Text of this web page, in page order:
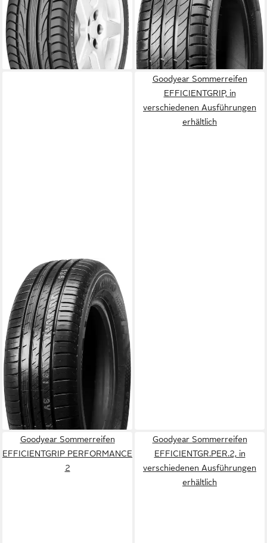
Kraftstoffeffizienz
Produktdatenblatt
Nasshaftung
Produktdatenblatt
ab 99,99 €
lieferbar - in 4-5 Werktagen bei dir
Kraftstoffeffizienz
Produktdatenblatt
Nasshaftung
Produktdatenblatt
ab 166,99 €
lieferbar - in 4-5 Werktagen bei dir
KUMHO
Sommerreifen ES 31, in
verschiedenen Ausführungen
erhältlich
Kraftstoffeffizienz
Produktdatenblatt
Nasshaftung
Produktdatenblatt
ab 74,99 €
lieferbar - in 4-5 Werktagen bei dir
Goodyear Sommerreifen
EFFICIENTGRIP, in
verschiedenen Ausführungen
erhältlich
Goodyear Sommerreifen
EFFICIENTGRIP PERFORMANCE
2
Goodyear Sommerreifen
EFFICIENTGR.PER.2, in
verschiedenen Ausführungen
erhältlich